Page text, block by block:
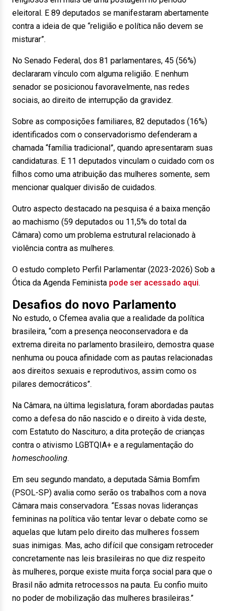
eleitoral. E 89 deputados se manifestaram abertamente
contra a ideia de que “religião e política não devem se
misturar”.
No Senado Federal, dos 81 parlamentares, 45 (56%)
declararam vínculo com alguma religião. E nenhum
senador se posicionou favoravelmente, nas redes
sociais, ao direito de interrupção da gravidez.
Sobre as composições familiares, 82 deputados (16%)
identificados com o conservadorismo defenderam a
chamada “família tradicional”, quando apresentaram suas
candidaturas. E 11 deputados vinculam o cuidado com os
filhos como uma atribuição das mulheres somente, sem
mencionar qualquer divisão de cuidados.
Outro aspecto destacado na pesquisa é a baixa menção
ao machismo (59 deputados ou 11,5% do total da
Câmara) como um problema estrutural relacionado à
violência contra as mulheres.
O estudo completo Perfil Parlamentar (2023-2026) Sob a
Ótica da Agenda Feminista pode ser acessado aqui.
Desafios do novo Parlamento
No estudo, o Cfemea avalia que a realidade da política
brasileira, “com a presença neoconservadora e da
extrema direita no parlamento brasileiro, demostra quase
nenhuma ou pouca afinidade com as pautas relacionadas
aos direitos sexuais e reprodutivos, assim como os
pilares democráticos”.
Na Câmara, na última legislatura, foram abordadas pautas
como a defesa do não nascido e o direito à vida deste,
com Estatuto do Nascituro; a dita proteção de crianças
contra o ativismo LGBTQIA+ e a regulamentação do
homeschooling.
Em seu segundo mandato, a deputada Sâmia Bomfim
(PSOL-SP) avalia como serão os trabalhos com a nova
Câmara mais conservadora. “Essas novas lideranças
femininas na política vão tentar levar o debate como se
aquelas que lutam pelo direito das mulheres fossem
suas inimigas. Mas, acho difícil que consigam retroceder
concretamente nas leis brasileiras no que diz respeito
às mulheres, porque existe muita força social para que o
Brasil não admita retrocessos na pauta. Eu confio muito
no poder de mobilização das mulheres brasileiras.”